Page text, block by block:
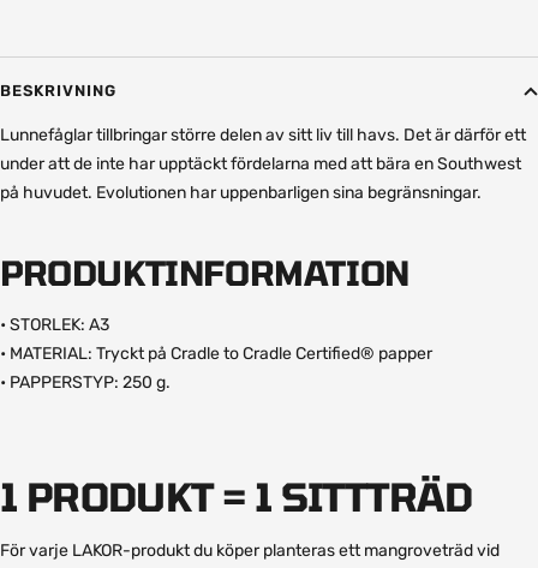
BESKRIVNING
Lunnefåglar tillbringar större delen av sitt liv till havs. Det är därför ett
under att de inte har upptäckt fördelarna med att bära en Southwest
på huvudet. Evolutionen har uppenbarligen sina begränsningar.
PRODUKTINFORMATION
• STORLEK: A3
• MATERIAL: Tryckt på Cradle to Cradle Certified® papper
• PAPPERSTYP: 250 g.
1 PRODUKT = 1 SITTTRÄD
För varje LAKOR-produkt du köper planteras ett mangroveträd vid